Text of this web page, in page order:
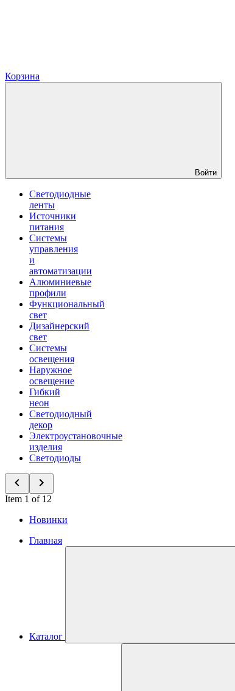
Корзина
Войти
Светодиодные
ленты
Источники
питания
Системы
управления
и
автоматизации
Алюминиевые
профили
Функциональный
свет
Дизайнерский
свет
Системы
освещения
Наружное
освещение
Гибкий
неон
Светодиодный
декор
Электроустановочные
изделия
Светодиоды
Item 1 of 12
Новинки
Главная
Каталог